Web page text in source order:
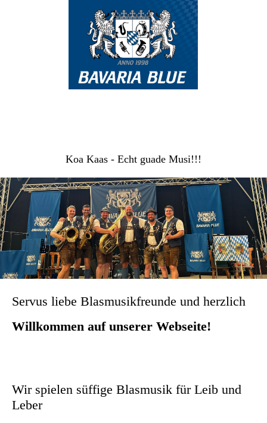
Koa Kaas - Echt guade Musi!!!
Servus liebe Blasmusikfreunde und herzlich
Willkommen auf unserer Webseite!
Wir spielen süffige Blasmusik für Leib und
Leber